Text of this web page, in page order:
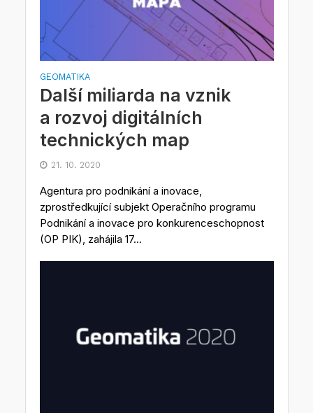
GEOMATIKA
Další miliarda na vznik
a rozvoj digitálních
technických map
21. 10. 2020
Agentura pro podnikání a inovace,
zprostředkující subjekt Operačního programu
Podnikání a inovace pro konkurenceschopnost
(OP PIK), zahájila 17...